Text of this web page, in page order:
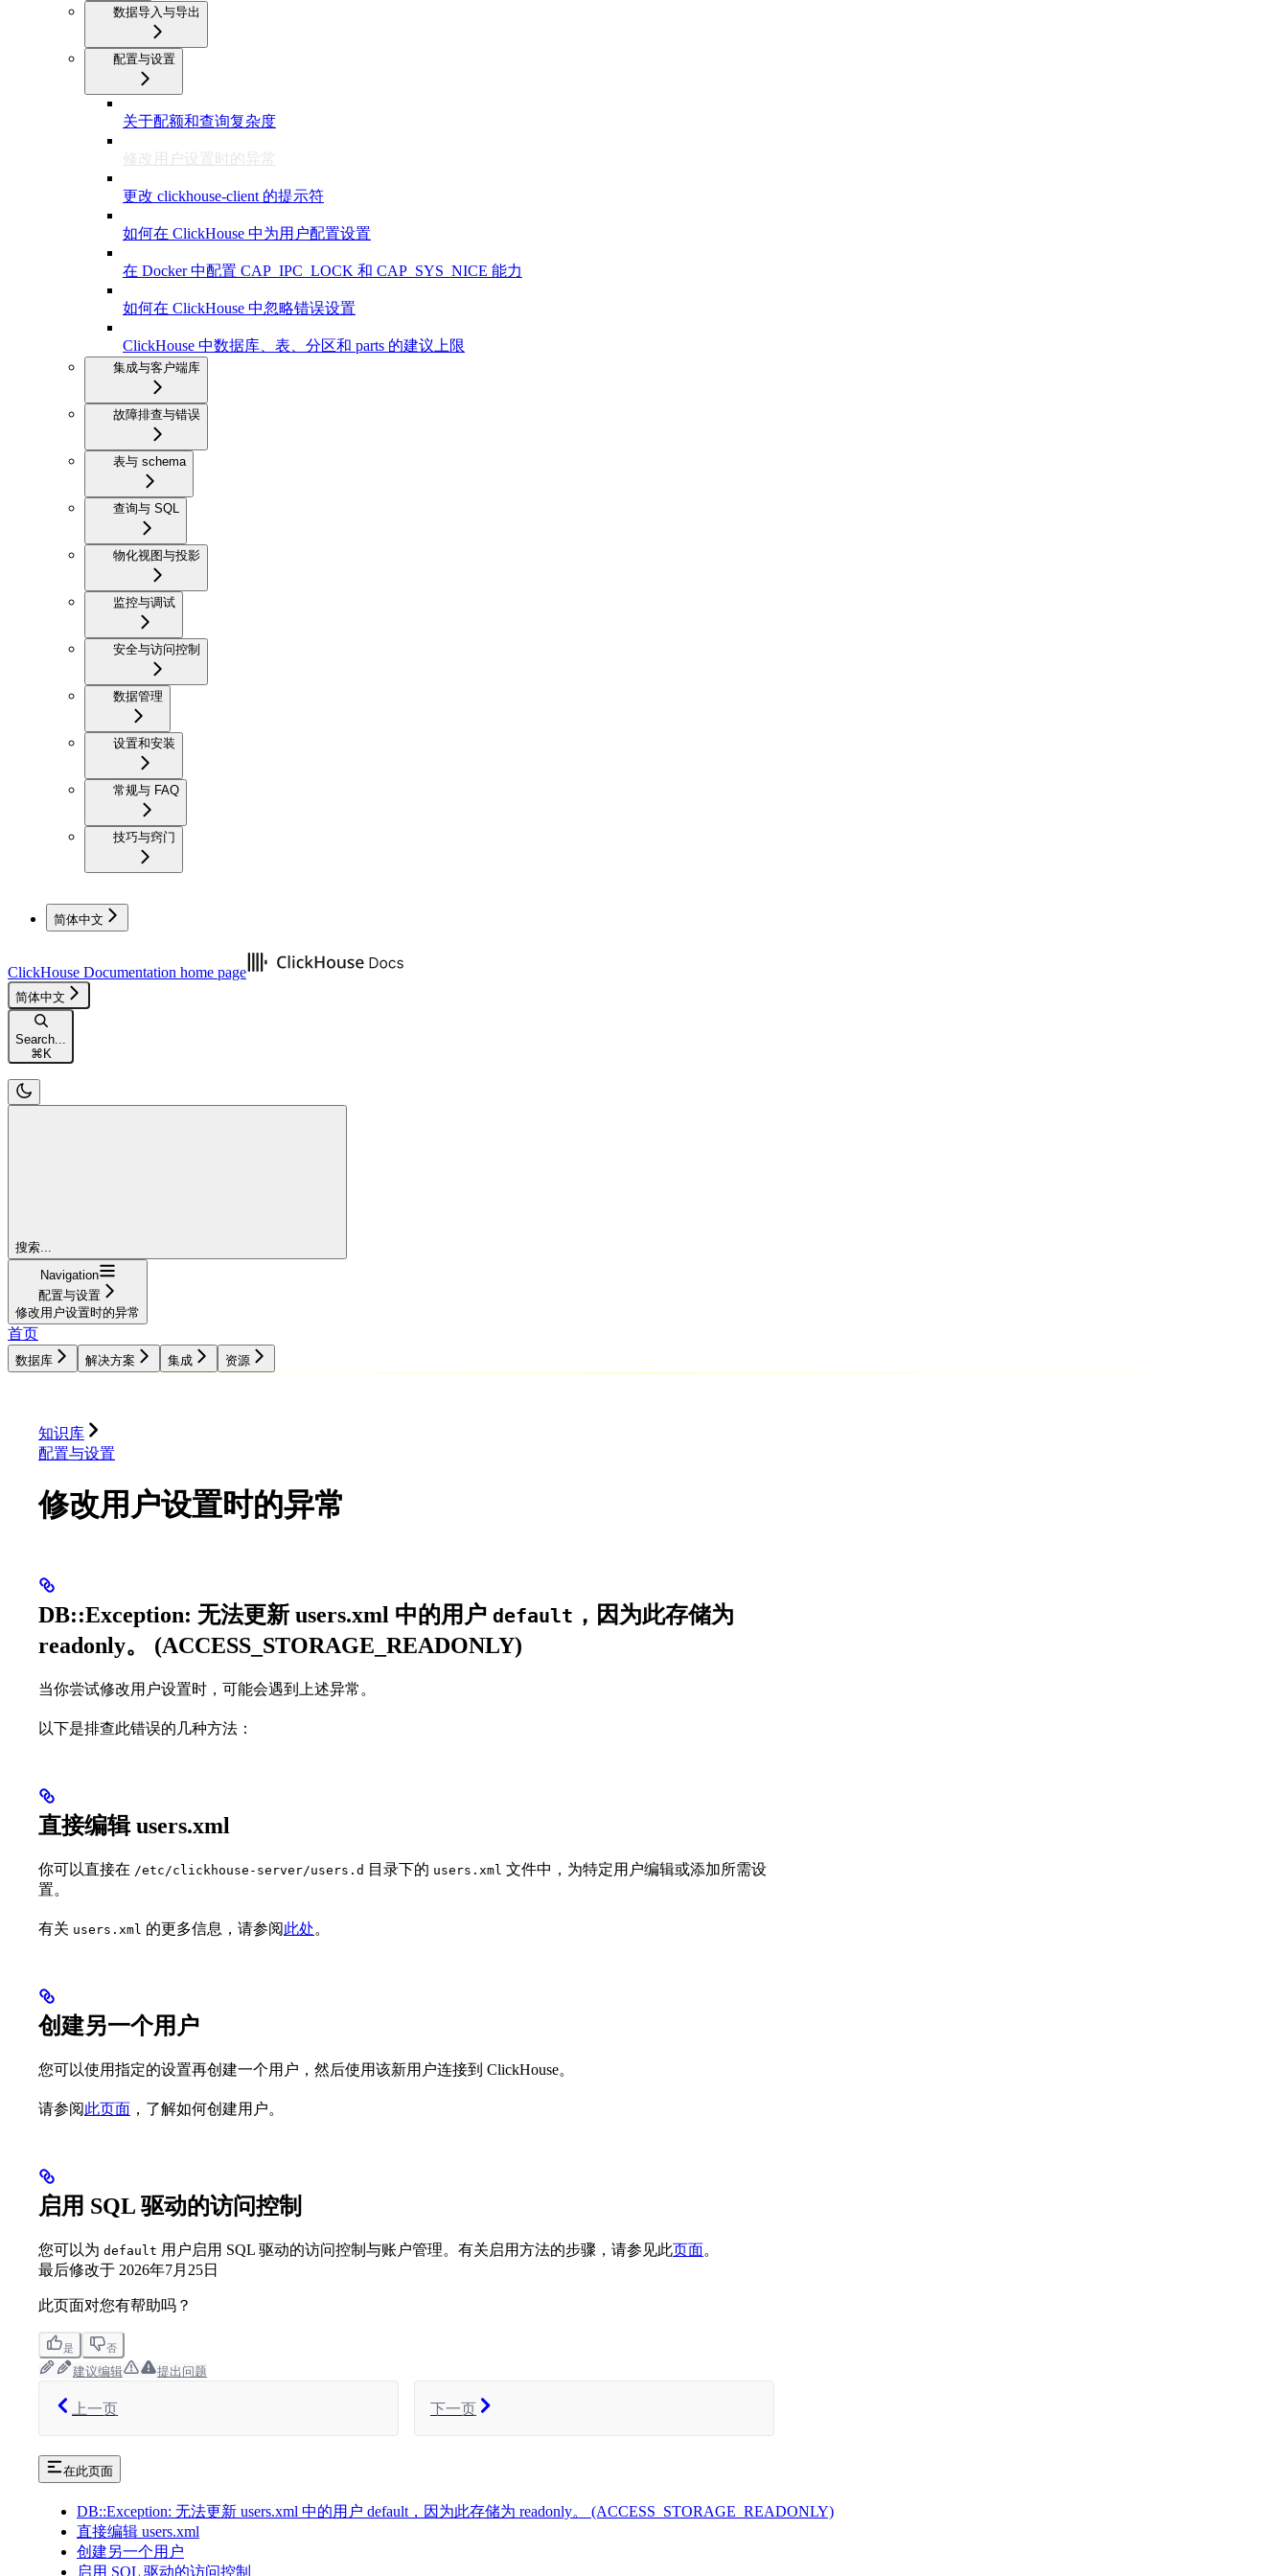
数据导入与导出
配置与设置
关于配额和查询复杂度
修改用户设置时的异常
更改 clickhouse-client 的提示符
如何在 ClickHouse 中为用户配置设置
在 Docker 中配置 CAP_IPC_LOCK 和 CAP_SYS_NICE 能力
如何在 ClickHouse 中忽略错误设置
ClickHouse 中数据库、表、分区和 parts 的建议上限
集成与客户端库
故障排查与错误
表与 schema
查询与 SQL
物化视图与投影
监控与调试
安全与访问控制
数据管理
设置和安装
常规与 FAQ
技巧与窍门
简体中文
ClickHouse Documentation home page
简体中文
Search...
⌘ K
搜索...
Navigation
配置与设置
修改用户设置时的异常
首页
数据库 解决方案 集成 资源
知识库
配置与设置
修改用户设置时的异常
DB::Exception: 无法更新 users.xml 中的用户 default ，因为此存储为
readonly。 (ACCESS_STORAGE_READONLY)
当你尝试修改用户设置时，可能会遇到上述异常。
以下是排查此错误的几种方法：
直接编辑 users.xml
你可以直接在 /etc/clickhouse-server/users.d 目录下的 users.xml 文件中，为特定用户编辑或添加所需设
置。
有关 users.xml 的更多信息，请参阅此处。
创建另一个用户
您可以使用指定的设置再创建一个用户，然后使用该新用户连接到 ClickHouse。
请参阅此页面 ，了解如何创建用户。
启用 SQL 驱动的访问控制
您可以为 default 用户启用 SQL 驱动的访问控制与账户管理。有关启用方法的步骤，请参见此页面。
最后修改于 2026年7月25日
此页面对您有帮助吗？
是 否
建议编辑 提出问题
上一页 下一页
在此页面
DB::Exception: 无法更新 users.xml 中的用户 default，因为此存储为 readonly。 (ACCESS_STORAGE_READONLY)
直接编辑 users.xml
创建另一个用户
启用 SQL 驱动的访问控制